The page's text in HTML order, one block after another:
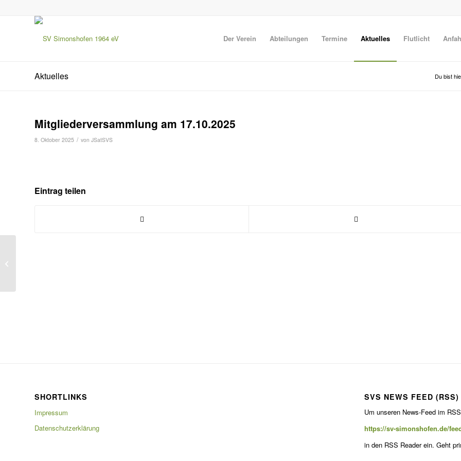
Der Verein Abteilungen Termine Aktuelles Flutlicht
Aktuelles Du bist
Mitgliederversammlung am 17.10.2025
8. Oktober 2025 / von JSatSVS
Eintrag teilen
SHORTLINKS
Impressum
Datenschutzerklärung
SVS NEWS FEED (RSS)
Um unseren News-Feed im
https://sv-simonshofen.de/
in den RSS Read­er ein. Geht